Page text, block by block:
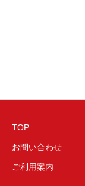
TOP
お問い合わせ
ご利用案内